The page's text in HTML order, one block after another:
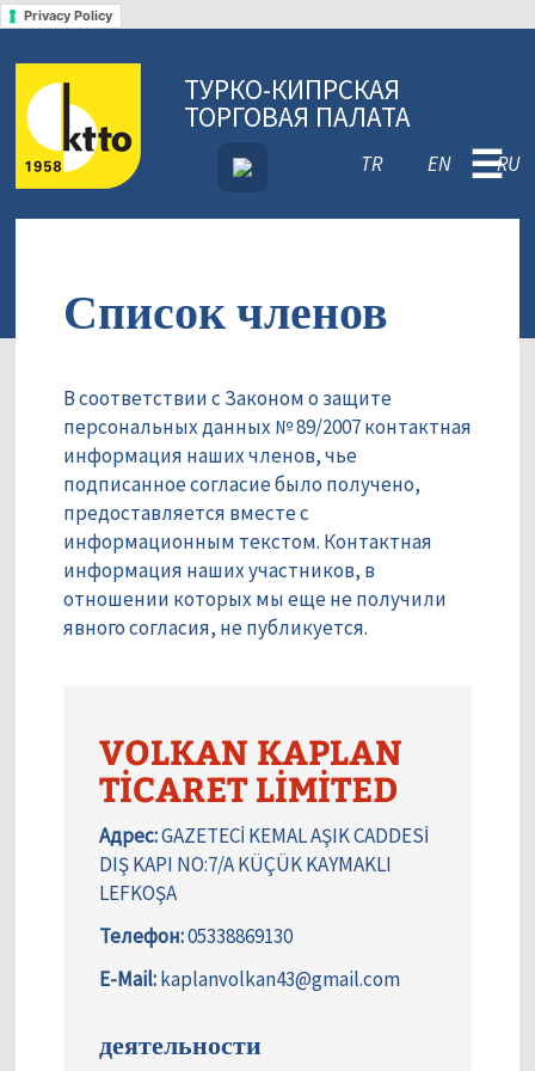
Privacy Policy
ТУРКО-КИПРСКАЯ
ТОРГОВАЯ ПАЛАТА
TR EN RU
☰
Список членов
В соответствии с Законом о защите
персональных данных № 89/2007 контактная
информация наших членов, чье
подписанное согласие было получено,
предоставляется вместе с
информационным текстом. Контактная
информация наших участников, в
отношении которых мы еще не получили
явного согласия, не публикуется.
VOLKAN KAPLAN
TİCARET LİMİTED
Адрес:GAZETECİ KEMAL AŞIK CADDESİ
DIŞ KAPI NO:7/A KÜÇÜK KAYMAKLI
LEFKOŞA
Телефон:05338869130
E-Mail:kaplanvolkan43@gmail.com
деятельности